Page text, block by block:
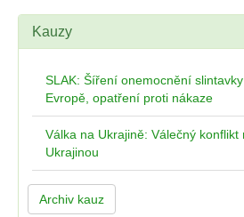
Kauzy
SLAK: Šíření onemocnění
Evropě, opatření proti nákaze
Válka na Ukrajině: Válečný konflikt
Ukrajinou
Archiv kauz